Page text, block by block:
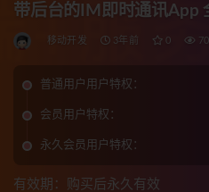
带后台的IM即时通讯App
移动开发 3年前 0 70
普通用户用户特权：
会员用户特权：
永久会员用户特权：
有效期：购买后永久有效